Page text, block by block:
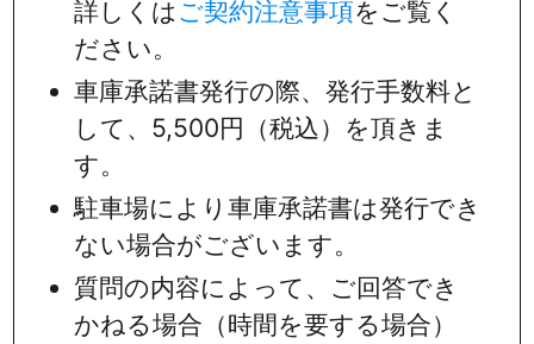
詳しくはご契約注意事項をご覧く
ださい。
車庫承諾書発行の際、発行手数料と
して、5,500円（税込）を頂きま
す。
駐車場により車庫承諾書は発行でき
ない場合がございます。
質問の内容によって、ご回答でき
かねる場合（時間を要する場合）